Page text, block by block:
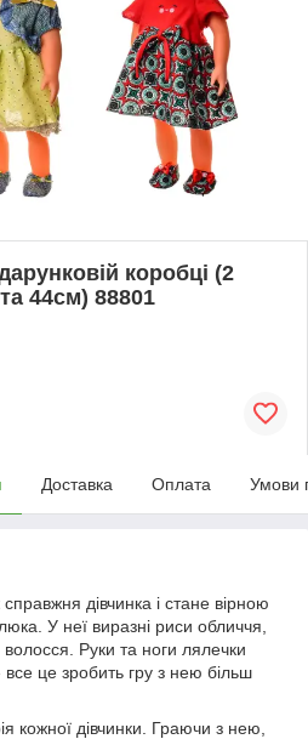
коробці (2
44см) 88801
Доставка Оплата Умови
дівчинка і стане вірною
У неї виразні риси обличчя,
волосся. Руки та ноги лялечки
все це зробить гру з нею більш
кожної дівчинки. Граючи з нею,